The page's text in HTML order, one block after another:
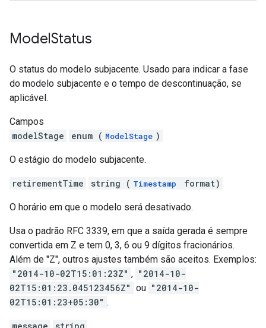
ModelStatus
O status do modelo subjacente. Usado para indicar a fase
do modelo subjacente e o tempo de descontinuação, se
aplicável.
Campos
modelStage
enum ( ModelStage )
O estágio do modelo subjacente.
retirementTime string ( Timestamp format)
O horário em que o modelo será desativado.
Usa o padrão RFC 3339, em que a saída gerada é sempre
convertida em Z e tem 0, 3, 6 ou 9 dígitos fracionários.
Além de "Z", outros ajustes também são aceitos. Exemplos:
"2014-10-02T15:01:23Z" , "2014-10-
02T15:01:23.045123456Z" ou "2014-10-
02T15:01:23+05:30" .